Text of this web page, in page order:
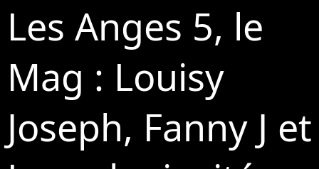
Les Anges 5, le
Mag : Louisy
Joseph, Fanny J et